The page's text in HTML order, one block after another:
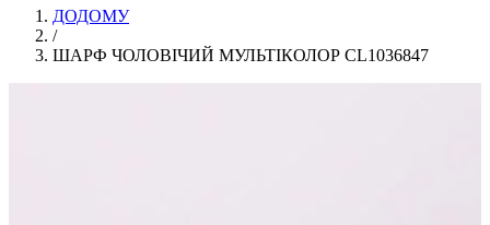
ДОДОМУ
/
ШАРФ ЧОЛОВІЧИЙ МУЛЬТІКОЛОР CL1036847